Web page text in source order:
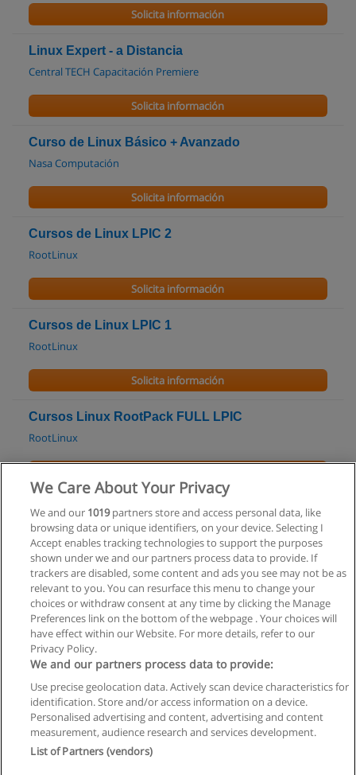
Solicita información
Linux Expert - a Distancia
Central TECH Capacitación Premiere
Solicita información
Curso de Linux Básico + Avanzado
Nasa Computación
Solicita información
Cursos de Linux LPIC 2
RootLinux
Solicita información
Cursos de Linux LPIC 1
RootLinux
Solicita información
Cursos Linux RootPack FULL LPIC
RootLinux
Curso de PFP Desarrollo de Sitios Web 2.0
I.C. Image Campus SA
Solicita información
Privacidad de datos
Contactar con Educaedu
Copyright © Educaedu Business S.L. - CIF : B-95610580: -
We Care About Your Privacy
We and our 1019partners store and access personal data, like
browsing data or unique identifiers, on your device. Selecting I
Accept enables tracking technologies to support the purposes
shown under we and our partners process data to provide. If
trackers are disabled, some content and ads you see may not be as
relevant to you. You can resurface this menu to change your
choices or withdraw consent at any time by clicking the Manage
Preferences link on the bottom of the webpage . Your choices will
have effect within our Website. For more details, refer to our
Privacy Policy.
We and our partners process data to provide:
Use precise geolocation data. Actively scan device characteristics for
identification. Store and/or access information on a device.
Personalised advertising and content, advertising and content
measurement, audience research and services development.
List of Partners (vendors)